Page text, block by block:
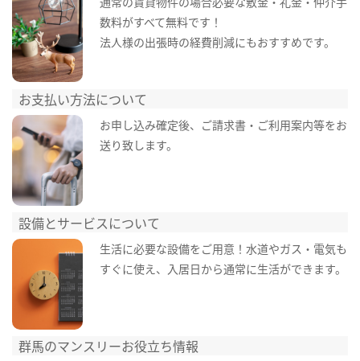
数料がすべて無料です！
法人様の出張時の経費削減にもおすすめです。
お支払い方法について
お申し込み確定後、ご請求書・ご利用案内等をお
送り致します。
設備とサービスについて
生活に必要な設備をご用意！水道やガス・電気も
すぐに使え、入居日から通常に生活ができます。
群馬のマンスリーお役立ち情報